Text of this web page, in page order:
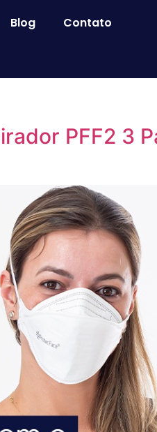
Blog
Contato
PFF2 3